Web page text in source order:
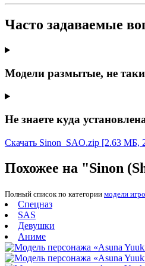
Часто задаваемые
Модели размытые, не
Не знаете куда
Скачать Sinon_SAO.zip [2.63 МБ,
Похожее на "Sinon
Полный список по категории модели
Спецназ
SAS
Девушки
Аниме